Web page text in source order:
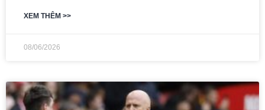
XEM THÊM >>
08/06/2026